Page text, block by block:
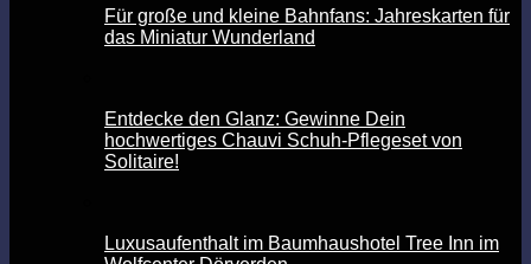
Für große und kleine Bahnfans: Jahreskarten für
das Miniatur Wunderland
Entdecke den Glanz: Gewinne Dein
hochwertiges Chauvi Schuh-Pflegeset von
Solitaire!
Luxusaufenthalt im Baumhaushotel Tree Inn im